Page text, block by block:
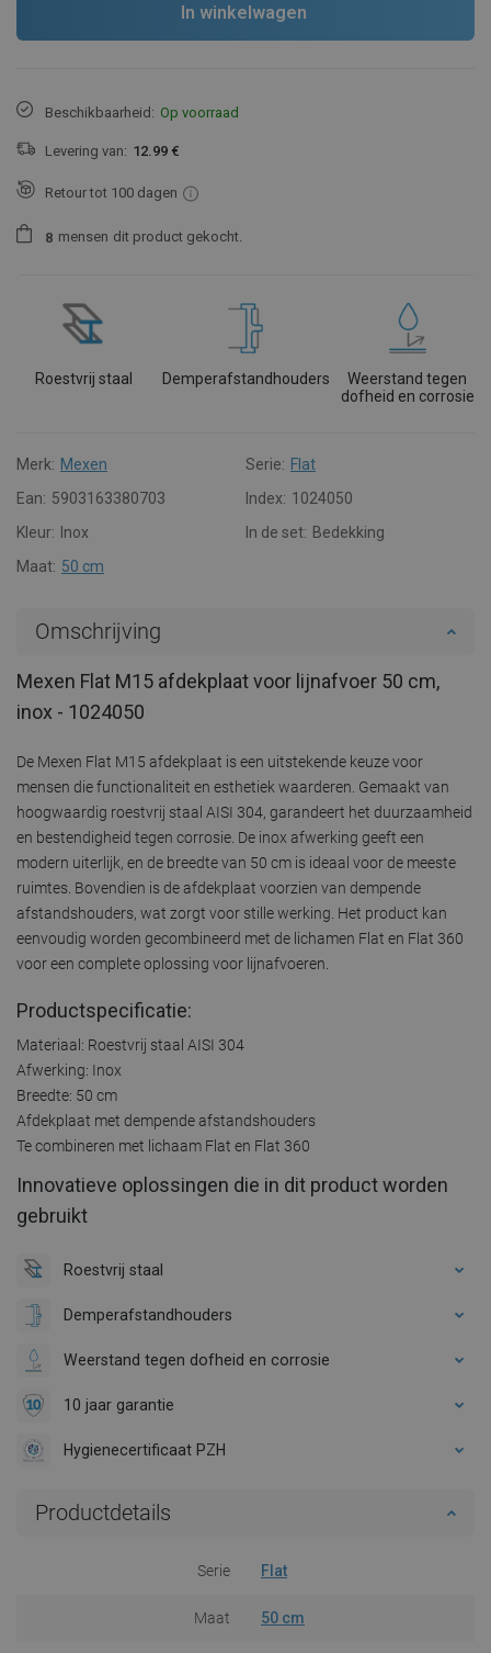
In winkelwagen
Beschikbaarheid: Op voorraad
Levering van: 12.99 €
Retour tot 100 dagen
8 mensen dit product gekocht.
Roestvrij staal Demperafstandhouders
Weerstand tegen
dofheid en corrosie
Merk: Mexen Serie: Flat
Ean: 5903163380703 Index: 1024050
Kleur:
Inox In de set: Bedekking
Maat: 50 cm
Omschrijving
Mexen Flat M15 afdekplaat voor lijnafvoer 50 cm,
inox - 1024050
De Mexen Flat M15 afdekplaat is een uitstekende keuze voor
mensen die functionaliteit en esthetiek waarderen. Gemaakt van
hoogwaardig roestvrij staal AISI 304, garandeert het duurzaamheid
en bestendigheid tegen corrosie. De inox afwerking geeft een
modern uiterlijk, en de breedte van 50 cm is ideaal voor de meeste
ruimtes. Bovendien is de afdekplaat voorzien van dempende
afstandshouders, wat zorgt voor stille werking. Het product kan
eenvoudig worden gecombineerd met de lichamen Flat en Flat 360
voor een complete oplossing voor lijnafvoeren.
Productspecificatie:
Materiaal: Roestvrij staal AISI 304
Afwerking: Inox
Breedte: 50 cm
Afdekplaat met dempende afstandshouders
Te combineren met lichaam Flat en Flat 360
Innovatieve oplossingen die in dit product worden
gebruikt
Roestvrij staal
Demperafstandhouders
Weerstand tegen dofheid en corrosie
10 jaar garantie
Hygienecertificaat PZH
Productdetails
Serie Flat
Maat 50 cm